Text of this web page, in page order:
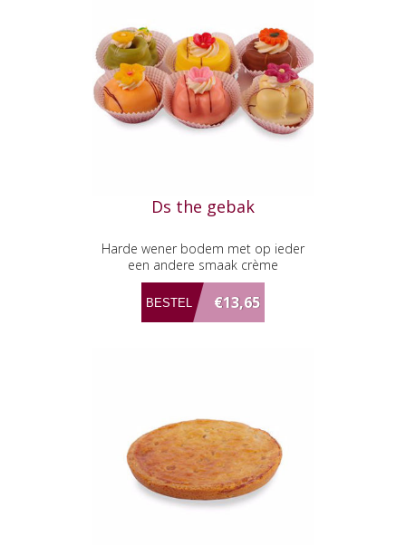
Ds the gebak
Harde wener bodem met op ieder
een andere smaak crème
€13,65